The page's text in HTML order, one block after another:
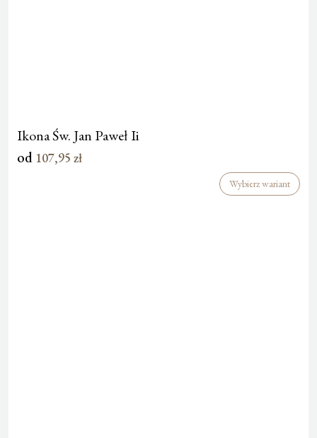
Ikona Św. Jan Paweł Ii
od 107,95 zł
Wybierz wariant